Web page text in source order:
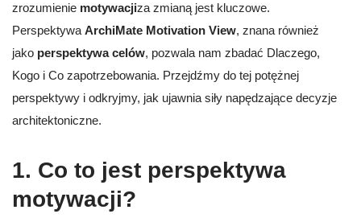
zrozumienie motywacjiza zmianą jest kluczowe.
Perspektywa ArchiMate Motivation View, znana również
jako perspektywa celów, pozwala nam zbadać Dlaczego,
Kogo i Co zapotrzebowania. Przejdźmy do tej potężnej
perspektywy i odkryjmy, jak ujawnia siły napędzające decyzje
architektoniczne.
1. Co to jest perspektywa
motywacji?